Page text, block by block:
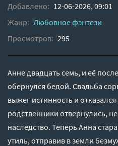
Добавлено: 12-06-2026, 09:01
Жанр: Любовное фэнтези
Просмотров: 295
Анне двадцать семь, и её
обернулся бедой. Свадьба
выжег истинность и
родственники отвернулись,
наследство. Теперь Анна
утиль, отправив в земли